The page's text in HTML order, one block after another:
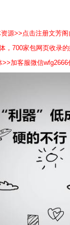
源>>点击注册文芳
，700家包网页收录
加客服微信